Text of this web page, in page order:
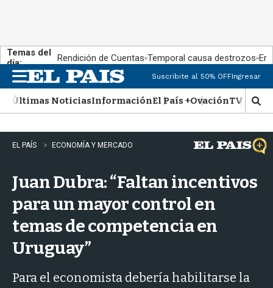
Temas del
día:
Rendición de Cuentas Temporal causa destrozos En
n
u
Suscribite al 50% OFFIngresar
Últimas NoticiasInformaciónEl País +OvaciónTV Show
M
o
s
t
r
r
b
EL PAÍS ECONOMÍA Y MERCADO
Juan Dubra: “Faltan incentivos
para un mayor control en
temas de competencia en
Uruguay”
Para el economista debería habilitarse la